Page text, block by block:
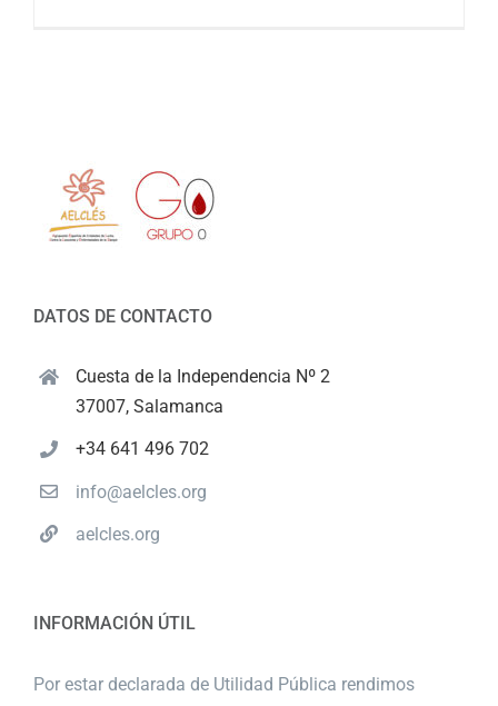
DATOS DE CONTACTO
Cuesta de la Independencia Nº 2
37007, Salamanca
+34 641 496 702
info@aelcles.org
aelcles.org
INFORMACIÓN ÚTIL
Por estar declarada de Utilidad Pública rendimos